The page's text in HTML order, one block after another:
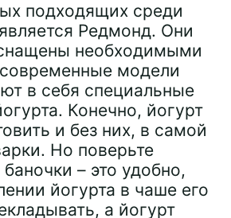
подходящих среди
Редмонд. Они
необходимыми
модели
в себя специальные
Конечно, йогурт
и без них, в самой
Но поверьте
– это удобно,
йогурта в чаше его
а йогурт